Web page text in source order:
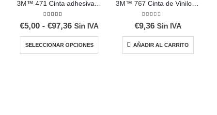
5.00out of 5
€5,00 - €97,36Rango
desde
€5,00
Sin IVA
SELECCIONAR OPCIONES
Este producto tiene múltiples variantes. Las opciones se pueden elegir en la página de producto
0 out of 5
€9,36 Sin IVA
AÑADIR AL CARRITO